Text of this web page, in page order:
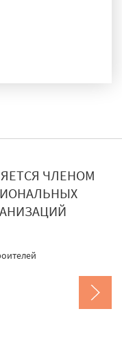
ЧЛЕНОМ